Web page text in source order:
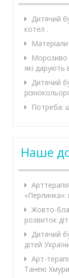
Дитячий
котел .
Морозиво
які дарують
Дитячий
Потреба:
Наше
«Перлинка»:
Жовто-
розвиток
Дитячий
дітей
Арт-
Танею